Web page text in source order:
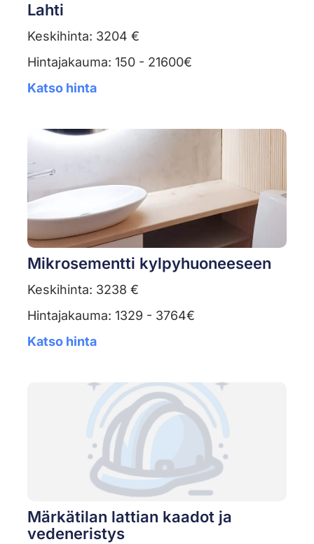
Lahti
Keskihinta: 3204 €
Hintajakauma: 150 - 21600€
Katso hinta
Mikrosementti kylpyhuoneeseen
Keskihinta: 3238 €
Hintajakauma: 1329 - 3764€
Katso hinta
Märkätilan lattian kaadot ja
vedeneristys